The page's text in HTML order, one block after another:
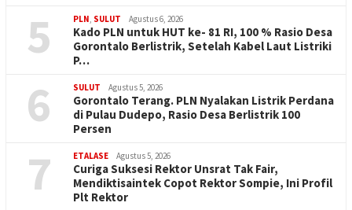
5 PLN SULUT Agustus 6, 2026
Kado PLN untuk HUT ke- 81 RI, 100 % Rasio Desa
Gorontalo Berlistrik, Setelah Kabel Laut Listriki
P…
6 SULUT Agustus 5, 2026
Gorontalo Terang. PLN Nyalakan Listrik Perdana
di Pulau Dudepo, Rasio Desa Berlistrik 100
Persen
7 ETALASE Agustus 5, 2026
Curiga Suksesi Rektor Unsrat Tak Fair,
Mendiktisaintek Copot Rektor Sompie, Ini Profil
Plt Rektor